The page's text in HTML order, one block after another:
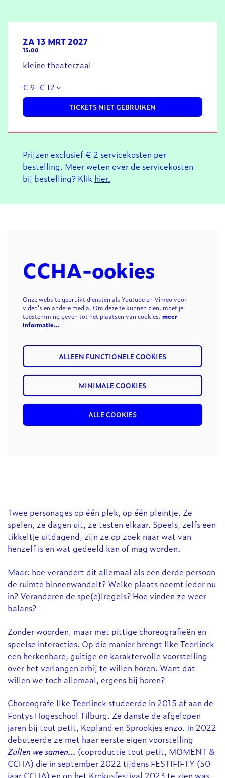
ZA 13 MRT 2027
15:00
kleine theaterzaal
€ 9–€ 12
TICKETS NIET GEBRUIKEN
Prijzen exclusief € 2 servicekosten per
bestelling. Meer weten over de servicekosten
bij bestelling? Klik hier.
CCHA-ookies
Onze website gebruikt diensten als Youtube en Vimeo voor
video's en andere media. Om deze te kunnen zien, moet je
toestemming geven tot het plaatsen van cookies. meer
informatie…
ALLEEN FUNCTIONELE COOKIES
MINIMALE COOKIES
ALLE COOKIES
Twee personages op één plek, op één pleintje. Ze
spelen, ze dagen uit, ze testen elkaar. Speels, zelfs een
tikkeltje uitdagend, zijn ze op zoek naar wat van
henzelf is en wat gedeeld kan of mag worden.
Maar: hoe verandert dit allemaal als een derde persoon
de ruimte binnenwandelt? Welke plaats neemt ieder nu
in? Veranderen de spe(e)lregels? Hoe vinden ze weer
balans?
Zonder woorden, maar met pittige choreografieën en
speelse interacties. Op die manier brengt Ilke Teerlinck
een herkenbare, guitige en karaktervolle voorstelling
over het verlangen erbij te willen horen. Want dat
willen we toch allemaal, ergens bij horen?
Choreografe Ilke Teerlinck studeerde in 2015 af aan de
Fontys Hogeschool Tilburg. Ze danste de afgelopen
jaren bij tout petit, Kopland en Sprookjes enzo. In 2022
debuteerde ze met haar eerste eigen voorstelling
Zullen we samen... (coproductie tout petit, MOMENT &
CCHA) die in september 2022 tijdens FESTIFIFTY (50
jaar CCHA) en op het Krokusfestival 2023 te zien was.